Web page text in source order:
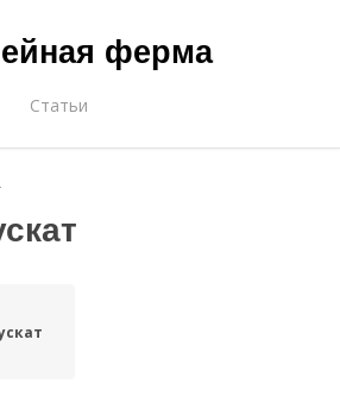
ферма
Статьи